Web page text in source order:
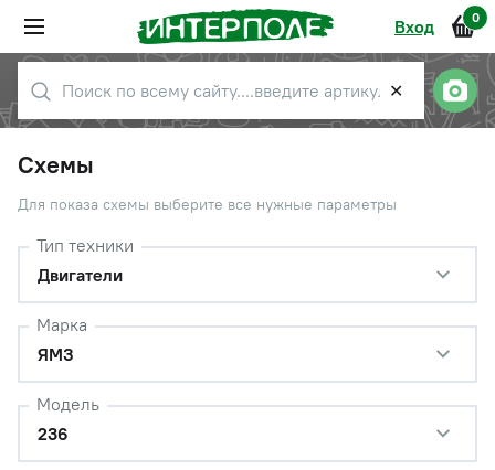
Вход 0
✕
Схемы
Для показа схемы выберите все нужные параметры
Тип техники
Двигатели
Марка
ЯМЗ
Модель
236